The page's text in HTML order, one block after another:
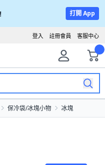
打開 App
客服中心
註冊會員
登入
保冷袋/冰塊小物 冰塊